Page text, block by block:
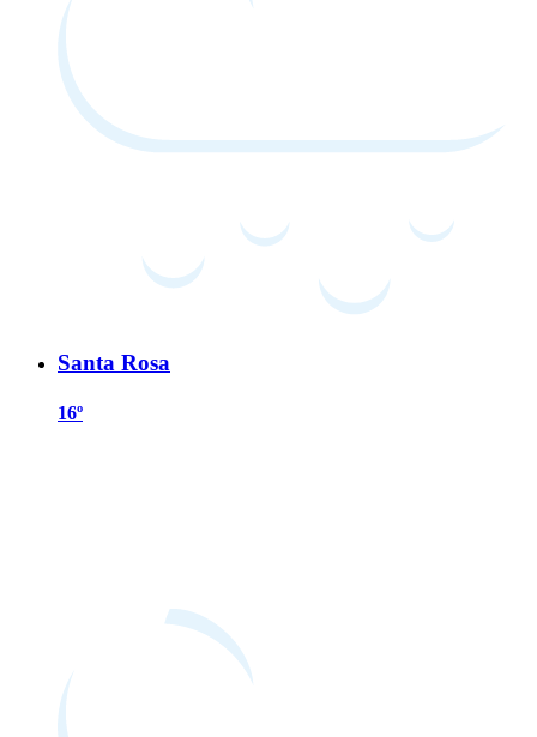
Santa Rosa
16º